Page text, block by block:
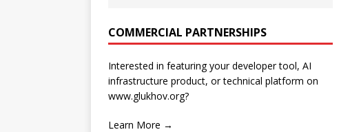
COMMERCIAL PARTNERSHIPS
Interested in featuring your developer tool, AI
infrastructure product, or technical platform on
www.glukhov.org?
Learn More →